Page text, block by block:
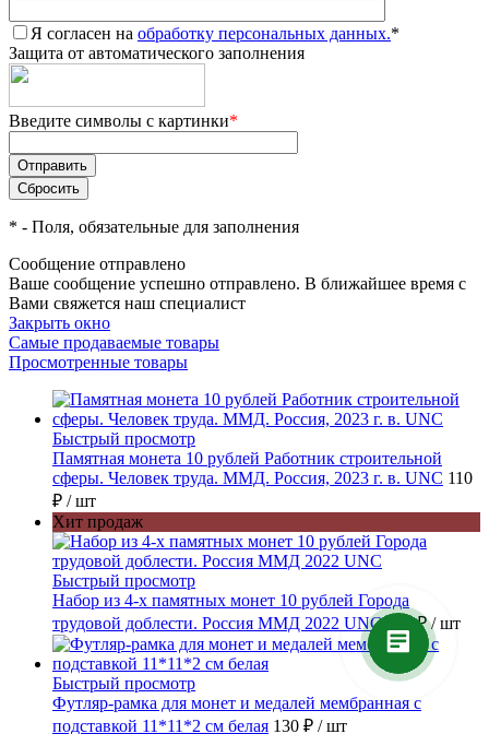
Я согласен на обработку персональных данных.*
Защита от автоматического заполнения
Введите символы с картинки*
* - Поля, обязательные для заполнения
Сообщение отправлено
Ваше сообщение успешно отправлено. В ближайшее время с
Вами свяжется наш специалист
Закрыть окно
Самые продаваемые товары
Просмотренные товары
Быстрый просмотр
Памятная монета 10 рублей Работник строительной
сферы. Человек труда. ММД. Россия, 2023 г. в. UNC 110
₽ / шт
Хит продаж
Быстрый просмотр
Набор из 4-х памятных монет 10 рублей Города
трудовой доблести. Россия ММД 2022 UNC
270 ₽/ шт
Быстрый просмотр
Футляр-рамка для монет и медалей мембранная с
подставкой 11*11*2 см белая 130 ₽ / шт